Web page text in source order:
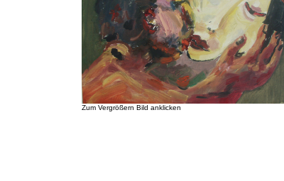
Zum Vergrößern Bild anklicken